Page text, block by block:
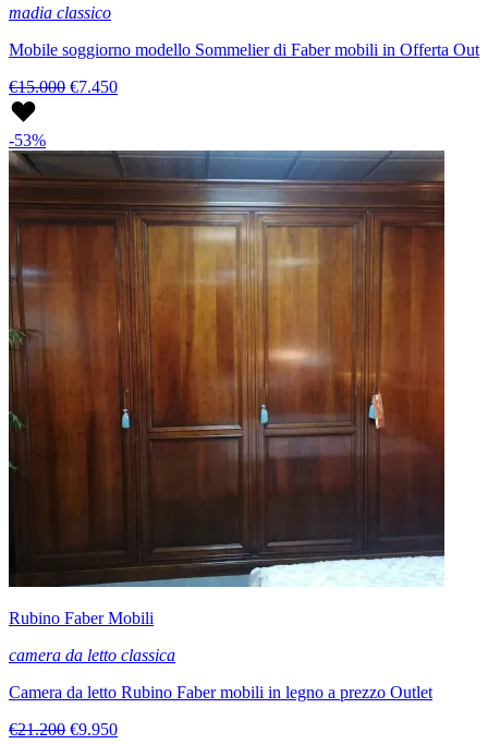
madia classico
Mobile soggiorno modello Sommelier di Faber mobili in Offerta Out
€15.000 €7.450
-53%
Rubino Faber Mobili
camera da letto classica
Camera da letto Rubino Faber mobili in legno a prezzo Outlet
€21.200 €9.950